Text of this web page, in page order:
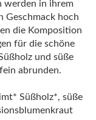
werden in ihrem
Geschmack hoch
die Komposition
für die schöne
und süße
abrunden.
Süßholz*, süße